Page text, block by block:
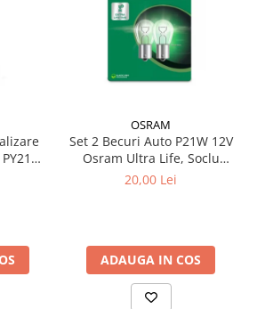
OSRAM
Set 2 Becuri Auto P21W 12V
Osram Ultra Life, Soclu
BA15s, Durata de Viata
20,00 Lei
ADAUGA IN COS